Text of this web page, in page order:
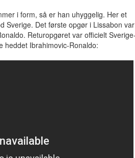
i form, så er han uhyggelig. Her et
Sverige. Det første opgør i Lissabon var
Returopgøret var officielt Sverige-
heddet Ibrahimovic-Ronaldo: